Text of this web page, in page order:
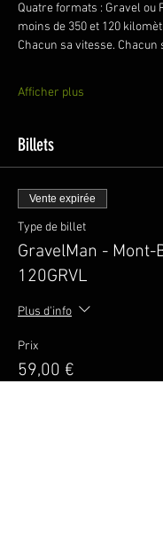
Quatre formats : Gravel ou
moins de 350 et 120
Chacun sa vitesse. Chacun
Afficher plus
Billets
Vente expirée
Type de billet
GravelMan - Mont-
120GRVL
Plus d'info
Prix
59,00 €